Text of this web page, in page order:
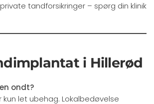
tandforsikringer – spørg din klinik
i Hillerød
ondt?
let ubehag. Lokalbedøvelse